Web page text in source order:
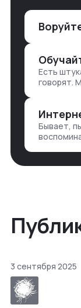
— все
Есть
говорят.
хватаешь
Бывает,
3 сентября 2025